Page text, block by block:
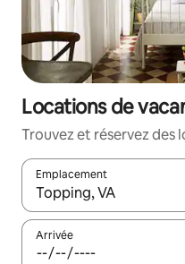
Locations de
Trouvez et réservez des
Emplacement
Quand les résultats sont
Arrivée